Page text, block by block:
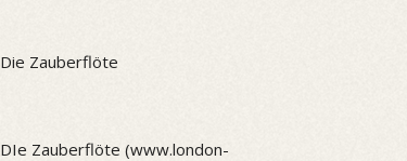
Zauberflöte
Zauberflöte (www.london-